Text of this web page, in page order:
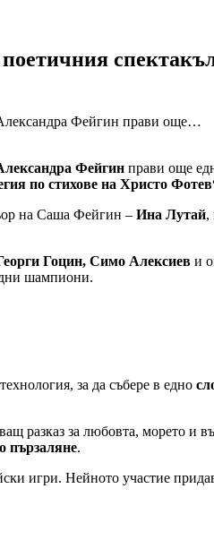
Александра Фейгин прави още…
Фейгин прави още
по стихове на Христо
на Саша Фейгин – Ина Лутай,
Гоцин, Симо Алексиев и
шампиони.
за да събере в едно
разказ за любовта, морето и
пързаляне.
игри. Нейното участие